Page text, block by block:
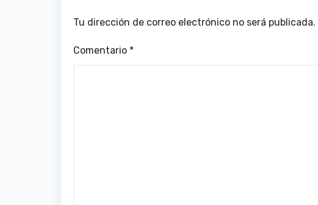
Tu dirección de correo electrónico no será publicada.
Comentario *